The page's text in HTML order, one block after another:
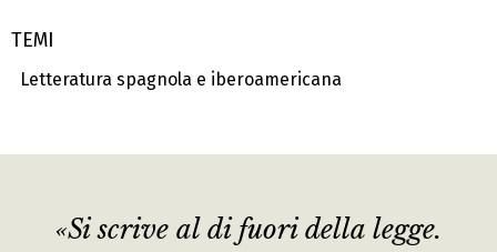
TEMI
Letteratura spagnola e iberoamericana
«Si scrive al di fuori della legge.